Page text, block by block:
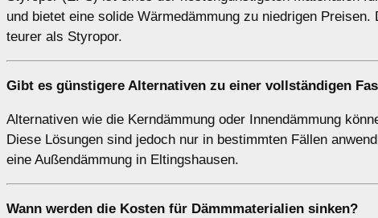
und bietet eine solide Wärmedämmung zu niedrigen
teurer als Styropor.
Gibt es günstigere Alternativen zu einer vollständigen
Alternativen wie die Kerndämmung oder Innendämmung
Diese Lösungen sind jedoch nur in bestimmten Fällen
eine Außendämmung in Eltingshausen.
Wann werden die Kosten für Dämmmaterialien sinken?